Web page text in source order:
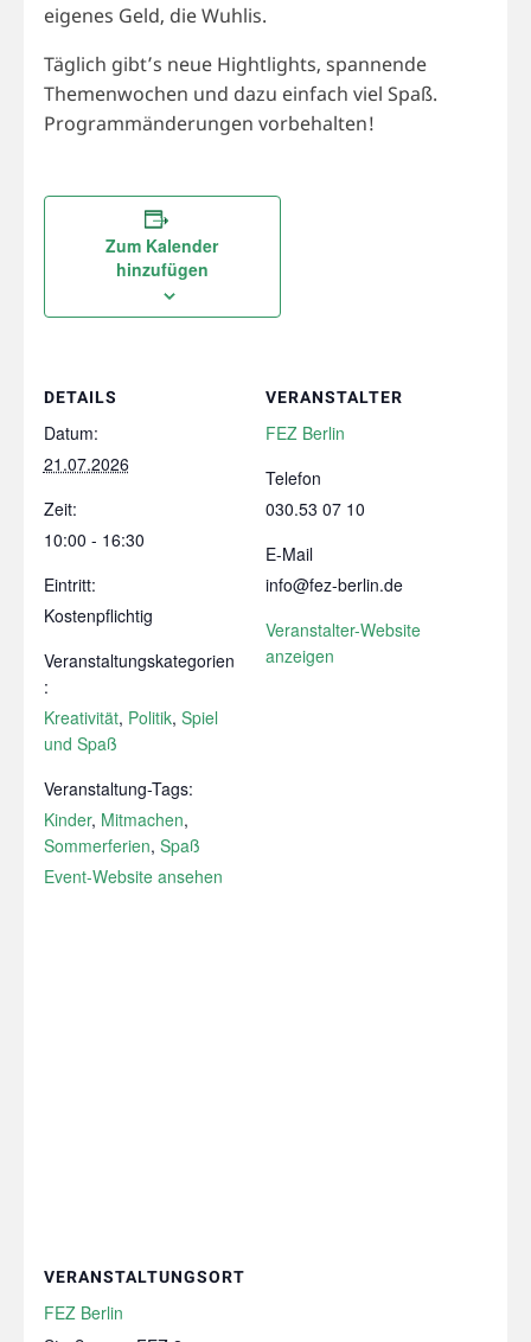
eigenes Geld, die Wuhlis.
Täglich gibt’s neue Hightlights, spannende
Themenwochen und dazu einfach viel Spaß.
Programmänderungen vorbehalten!
Zum Kalender
hinzufügen
DETAILS
Datum:
21.07.2026
Zeit:
10:00 - 16:30
Eintritt:
Kostenpflichtig
Veranstaltungskategorien
:
Kreativität, Politik, Spiel
und Spaß
Veranstaltung-Tags:
Kinder, Mitmachen,
Sommerferien, Spaß
Event-Website ansehen
VERANSTALTER
FEZ Berlin
Telefon
030.53 07 10
E-Mail
info@fez-berlin.de
Veranstalter-Website
anzeigen
VERANSTALTUNGSORT
FEZ Berlin